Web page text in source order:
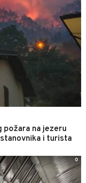
na jezeru
i turista
0